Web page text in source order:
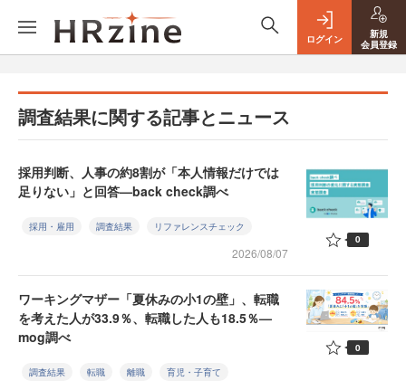
ログイン
新規
会員登録
調査結果に関する記事とニュース
採用判断、人事の約8割が「本人情報だけでは
足りない」と回答—back check調べ
採用・雇用 調査結果 リファレンスチェック
2026/08/07
0
ワーキングマザー「夏休みの小1の壁」、転職
を考えた人が33.9％、転職した人も18.5％—
mog調べ
調査結果 転職 離職 育児・子育て
0